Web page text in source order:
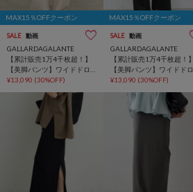
MAX15％OFFクーポン
SALE 動画
GALLARDAGALANTE
【累計販売1万4千枚超！】
【美脚パンツ】ワイドドロ
ストパンツ
¥13,090 (30%OFF)
MAX15％OFFクーポン
SALE 動画
GALLARDAGALANTE
【累計販売1万4千枚超！】
【美脚パンツ】ワイドドロ
ストパンツ
¥13,090 (30%OFF)